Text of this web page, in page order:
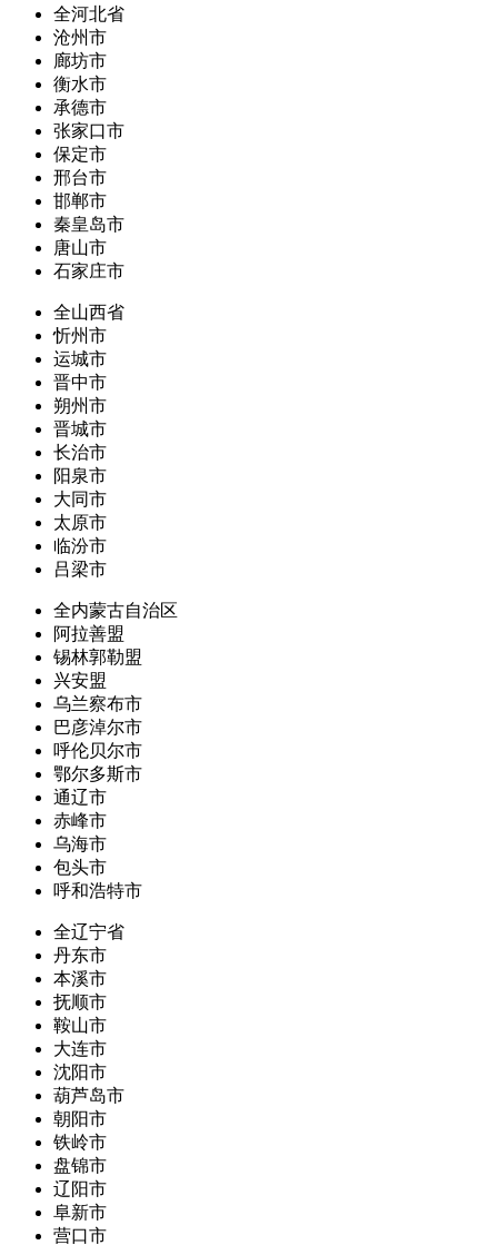
全河北省
沧州市
廊坊市
衡水市
承德市
张家口市
保定市
邢台市
邯郸市
秦皇岛市
唐山市
石家庄市
全山西省
忻州市
运城市
晋中市
朔州市
晋城市
长治市
阳泉市
大同市
太原市
临汾市
吕梁市
全内蒙古自治区
阿拉善盟
锡林郭勒盟
兴安盟
乌兰察布市
巴彦淖尔市
呼伦贝尔市
鄂尔多斯市
通辽市
赤峰市
乌海市
包头市
呼和浩特市
全辽宁省
丹东市
本溪市
抚顺市
鞍山市
大连市
沈阳市
葫芦岛市
朝阳市
铁岭市
盘锦市
辽阳市
阜新市
营口市